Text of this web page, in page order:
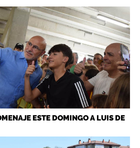
ESTE DOMINGO A LUIS DE